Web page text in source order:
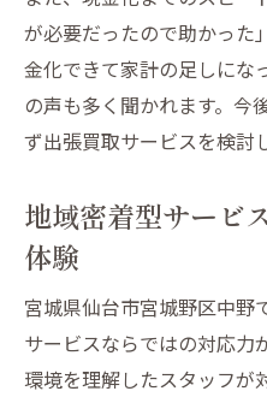
が必要だったので助かった
金化できて家計の足しにな
の声も多く聞かれます。今
ず出張買取サービスを検討
地域密着型サービ
体験
宮城県仙台市宮城野区中野
サービスならではの対応力
環境を理解したスタッフが